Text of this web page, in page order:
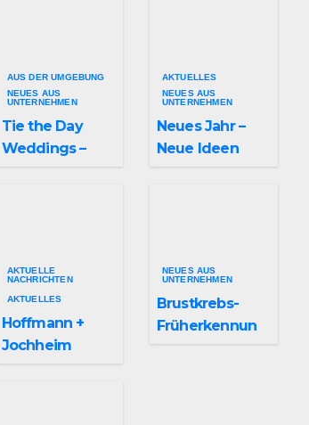
AUS DER UMGEBUNG
NEUES AUS
UNTERNEHMEN
Tie the Day
Weddings –
AKTUELLES
NEUES AUS
UNTERNEHMEN
Neues Jahr –
Neue Ideen
AKTUELLE
NACHRICHTEN
AKTUELLES
Hoffmann +
Jochheim
NEUES AUS
UNTERNEHMEN
Brustkrebs-
Früherkennun